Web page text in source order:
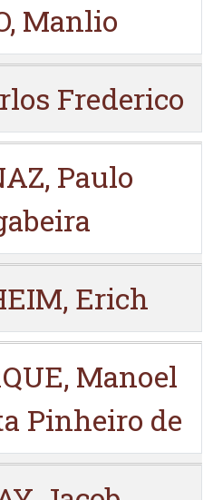
Manlio
Frederico
Paulo
Erich
Manoel
Pinheiro de